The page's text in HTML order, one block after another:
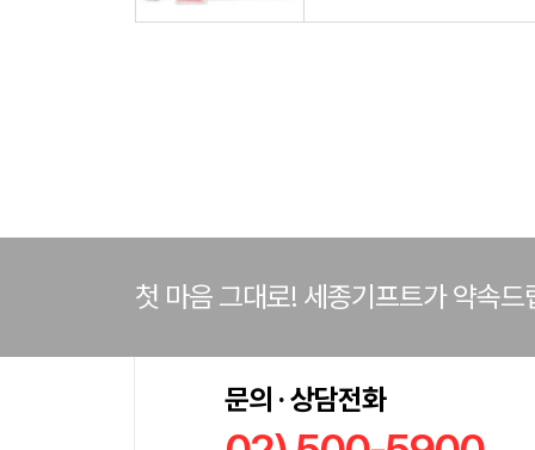
첫 마음 그대로! 세종기프트가 약속드
문의 · 상담전화